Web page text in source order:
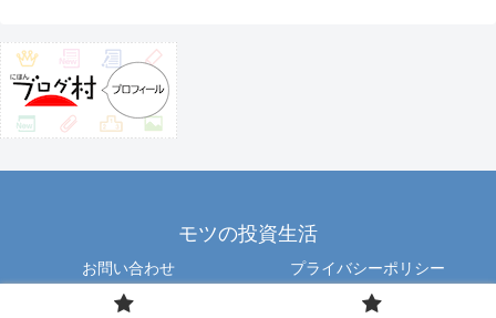
モツの投資生活
お問い合わせ プライバシーポリシー
Copyright © 2012 motu All Rights Reserved.